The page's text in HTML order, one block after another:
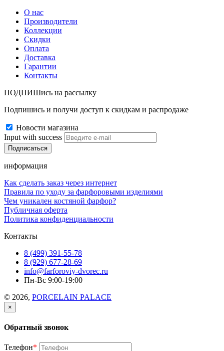
О нас
Производители
Коллекции
Скидки
Оплата
Доставка
Гарантии
Контакты
ПОДПИШись на рассылку
Подпишись и получи доступ к скидкам и распродаже
Новости магазина
Input with success
информация
Как сделать заказ через интернет
Правила по уходу за фарфоровыми изделиями
Чем уникален костяной фарфор?
Публичная оферта
Политика конфиденциальности
Контакты
8 (499) 391-55-78
8 (929) 677-28-69
info@farforoviy-dvorec.ru
Пн-Вс 9:00-19:00
© 2026, PORCELAIN PALACE
×
Обратный звонок
Телефон*